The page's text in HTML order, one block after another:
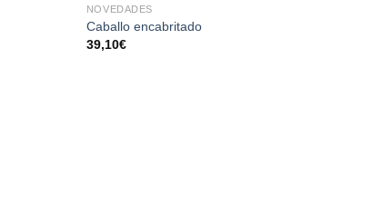
AÑADIR
NOVEDADES
Caballo encabritado
39,10€